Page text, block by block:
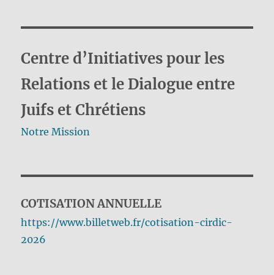
Centre d’Initiatives pour les
Relations et le Dialogue entre
Juifs et Chrétiens
Notre Mission
COTISATION ANNUELLE
https://www.billetweb.fr/cotisation-cirdic-
2026